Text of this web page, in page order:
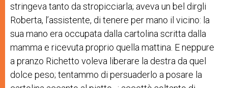
stringeva tanto da stropicciarla; aveva un bel dirgli
Roberta, l’assistente, di tenere per mano il vicino: la
sua mano era occupata dalla cartolina scritta dalla
mamma e ricevuta proprio quella mattina. E neppure
a pranzo Richetto voleva liberare la destra da quel
dolce peso; tentammo di persuaderlo a posare la